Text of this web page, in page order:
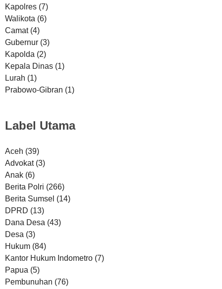
Kapolres (7)
Walikota (6)
Camat (4)
Gubernur (3)
Kapolda (2)
Kepala Dinas (1)
Lurah (1)
Prabowo-Gibran (1)
Label Utama
Aceh (39)
Advokat (3)
Anak (6)
Berita Polri (266)
Berita Sumsel (14)
DPRD (13)
Dana Desa (43)
Desa (3)
Hukum (84)
Kantor Hukum Indometro (7)
Papua (5)
Pembunuhan (76)